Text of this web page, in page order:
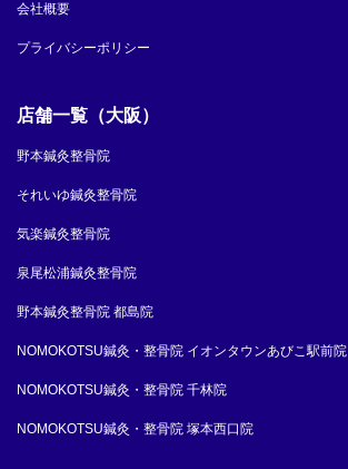
会社概要
プライバシーポリシー
店舗一覧（大阪）
野本鍼灸整骨院
それいゆ鍼灸整骨院
気楽鍼灸整骨院
泉尾松浦鍼灸整骨院
野本鍼灸整骨院 都島院
NOMOKOTSU鍼灸・整骨院 イオンタウンあびこ駅前院
NOMOKOTSU鍼灸・整骨院 千林院
NOMOKOTSU鍼灸・整骨院 塚本西口院